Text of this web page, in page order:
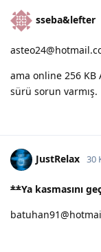
sseba&lefter
ama online 256 KB
sürü sorun varmış.
JustRelax 30
**Ya kasmasını